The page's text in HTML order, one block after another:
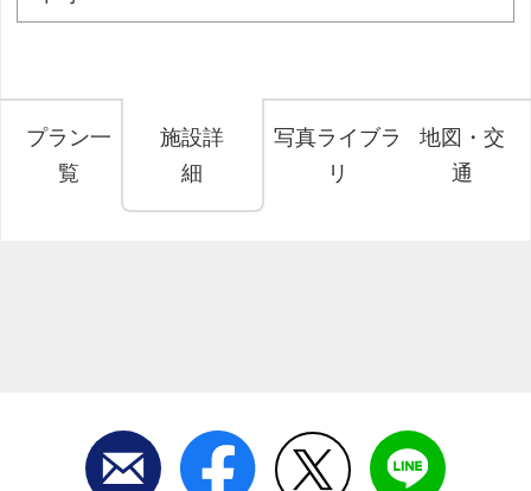
プラン一
覧
施設詳
細
写真ライブラ
リ
地図・交
通